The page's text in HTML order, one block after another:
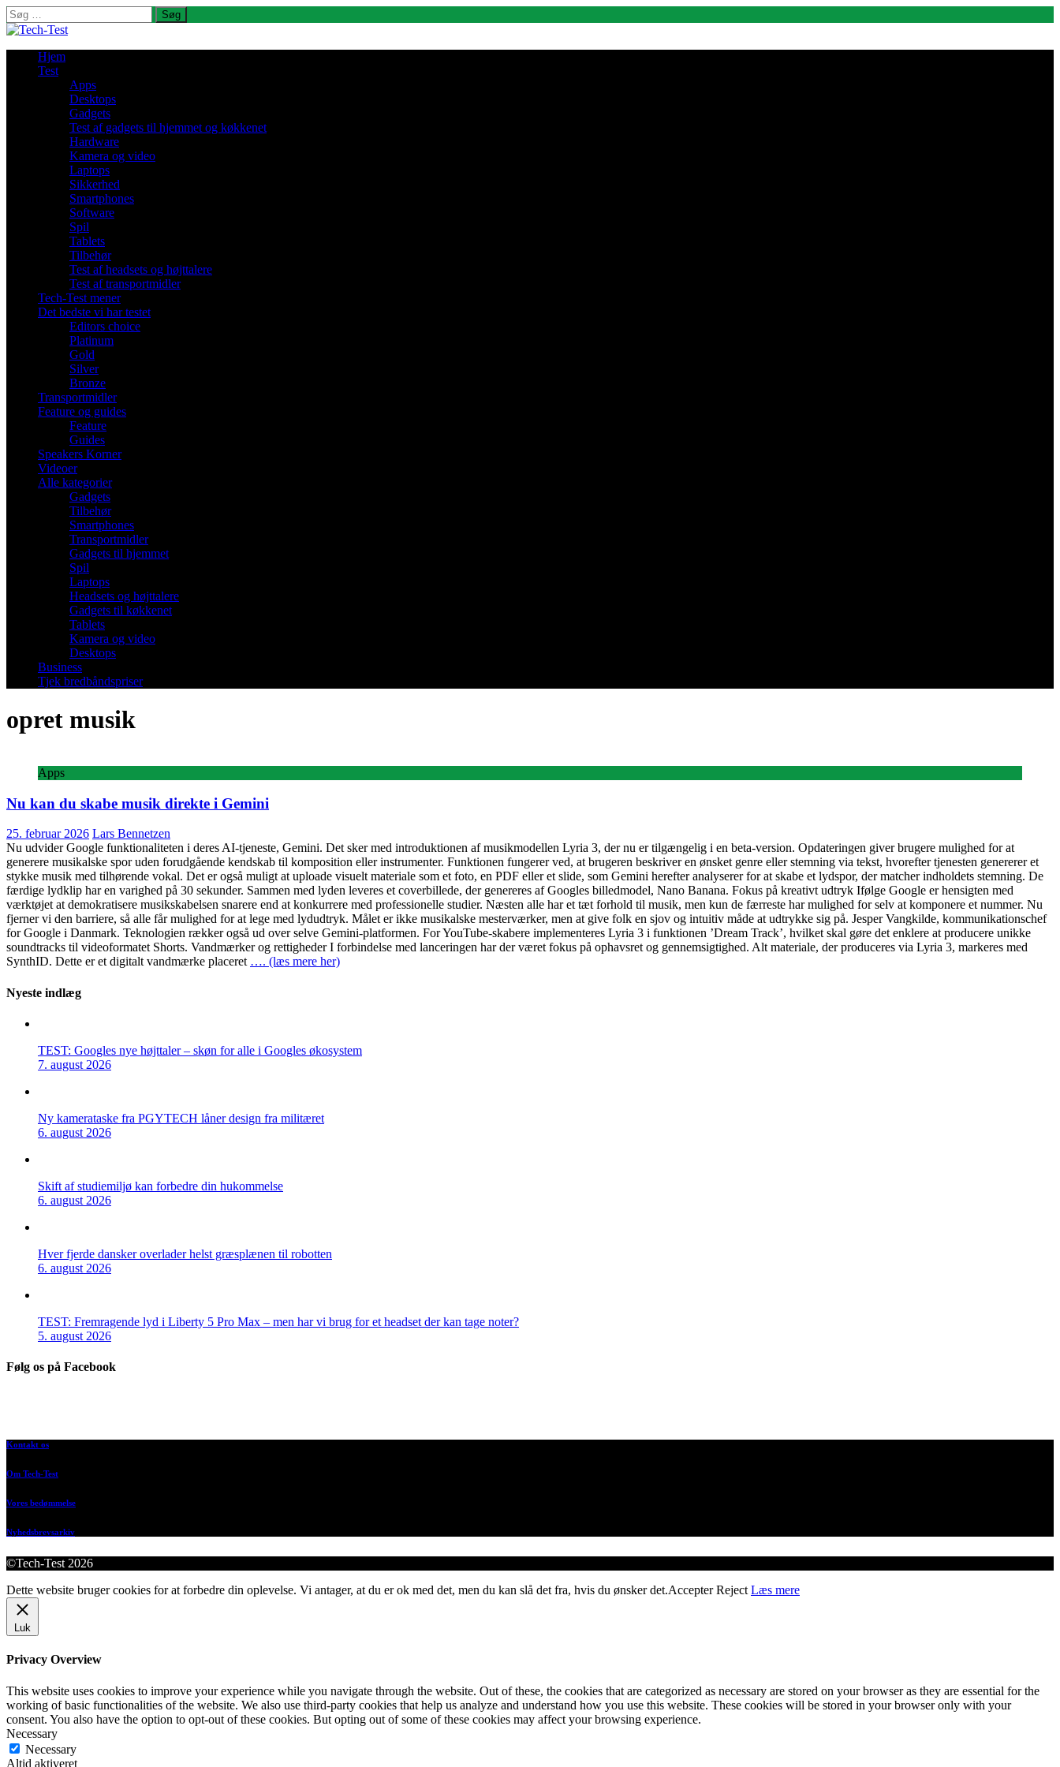
Søg
efter:
Hjem
Test
Apps
Desktops
Gadgets
Test af gadgets til hjemmet og køkkenet
Hardware
Kamera og video
Laptops
Sikkerhed
Smartphones
Software
Spil
Tablets
Tilbehør
Test af headsets og højttalere
Test af transportmidler
Tech-Test mener
Det bedste vi har testet
Editors choice
Platinum
Gold
Silver
Bronze
Transportmidler
Feature og guides
Feature
Guides
Speakers Korner
Videoer
Alle kategorier
Gadgets
Tilbehør
Smartphones
Transportmidler
Gadgets til hjemmet
Spil
Laptops
Headsets og højttalere
Gadgets til køkkenet
Tablets
Kamera og video
Desktops
Business
Tjek bredbåndspriser
opret musik
Apps
Nu kan du skabe musik direkte i Gemini
25. februar 2026 Lars Bennetzen
Nu udvider Google funktionaliteten i deres AI-tjeneste, Gemini. Det sker med introduktionen af musikmodellen Lyria 3, der nu er tilgængelig i en beta-version. Opdateringen giver brugere mulighed for at
generere musikalske spor uden forudgående kendskab til komposition eller instrumenter. Funktionen fungerer ved, at brugeren beskriver en ønsket genre eller stemning via tekst, hvorefter tjenesten genererer et
stykke musik med tilhørende vokal. Det er også muligt at uploade visuelt materiale som et foto, en PDF eller et slide, som Gemini herefter analyserer for at skabe et lydspor, der matcher indholdets stemning. De
færdige lydklip har en varighed på 30 sekunder. Sammen med lyden leveres et coverbillede, der genereres af Googles billedmodel, Nano Banana. Fokus på kreativt udtryk Ifølge Google er hensigten med
værktøjet at demokratisere musikskabelsen snarere end at konkurrere med professionelle studier. Næsten alle har et tæt forhold til musik, men kun de færreste har mulighed for selv at komponere et nummer. Nu
fjerner vi den barriere, så alle får mulighed for at lege med lydudtryk. Målet er ikke musikalske mesterværker, men at give folk en sjov og intuitiv måde at udtrykke sig på. Jesper Vangkilde, kommunikationschef
for Google i Danmark. Teknologien rækker også ud over selve Gemini-platformen. For YouTube-skabere implementeres Lyria 3 i funktionen ’Dream Track’, hvilket skal gøre det enklere at producere unikke
soundtracks til videoformatet Shorts. Vandmærker og rettigheder I forbindelse med lanceringen har der været fokus på ophavsret og gennemsigtighed. Alt materiale, der produceres via Lyria 3, markeres med
SynthID. Dette er et digitalt vandmærke placeret …. (læs mere her)
Nyeste indlæg
TEST: Googles nye højttaler – skøn for alle i Googles økosystem
7. august 2026
Ny kamerataske fra PGYTECH låner design fra militæret
6. august 2026
Skift af studiemiljø kan forbedre din hukommelse
6. august 2026
Hver fjerde dansker overlader helst græsplænen til robotten
6. august 2026
TEST: Fremragende lyd i Liberty 5 Pro Max – men har vi brug for et headset der kan tage noter?
5. august 2026
Følg os på Facebook
Kontakt os
Om Tech-Test
Vores bedømmelse
Nyhedsbrevsarkiv
©Tech-Test 2026
Dette website bruger cookies for at forbedre din oplevelse. Vi antager, at du er ok med det, men du kan slå det fra, hvis du ønsker det.Accepter Reject Læs mere
Luk
Privacy Overview
This website uses cookies to improve your experience while you navigate through the website. Out of these, the cookies that are categorized as necessary are stored on your browser as they are essential for the
working of basic functionalities of the website. We also use third-party cookies that help us analyze and understand how you use this website. These cookies will be stored in your browser only with your
consent. You also have the option to opt-out of these cookies. But opting out of some of these cookies may affect your browsing experience.
Necessary
Necessary
Altid aktiveret